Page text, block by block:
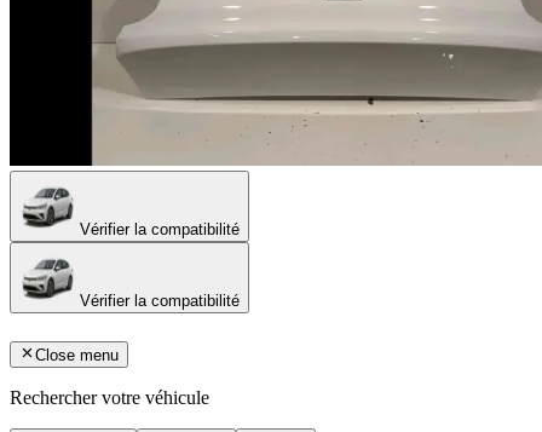
Vérifier la compatibilité
Vérifier la compatibilité
Close menu
Rechercher votre véhicule